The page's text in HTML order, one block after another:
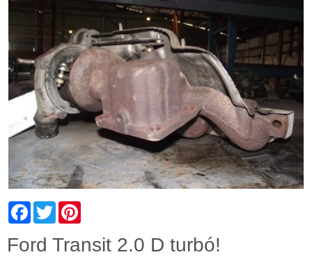
Facebook
Twitter
Cím:
Ford Transit 2.0 D turbó!